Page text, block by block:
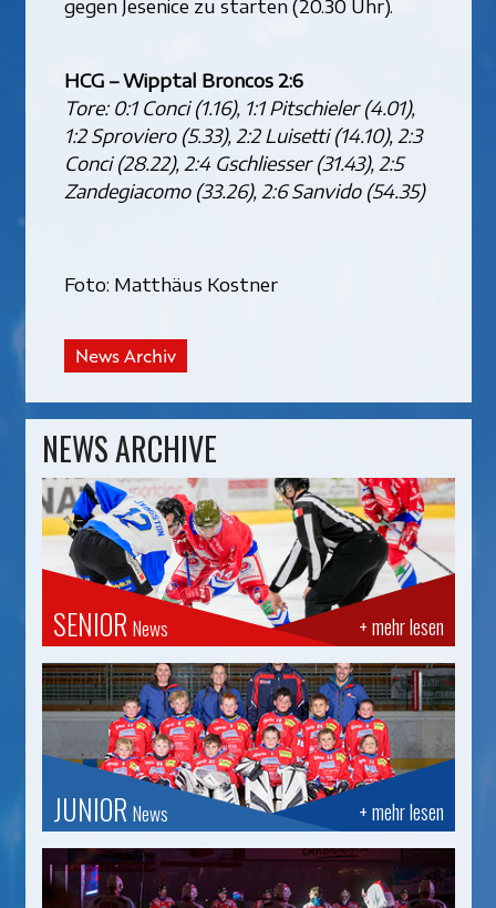
gegen Jesenice zu starten (20.30 Uhr).
HCG – Wipptal Broncos 2:6
Tore: 0:1 Conci (1.16), 1:1 Pitschieler (4.01),
1:2 Sproviero (5.33), 2:2 Luisetti (14.10), 2:3
Conci (28.22), 2:4 Gschliesser (31.43), 2:5
Zandegiacomo (33.26), 2:6 Sanvido (54.35)
Foto: Matthäus Kostner
News Archiv
NEWS ARCHIVE
+ mehr lesen
SENIOR News
+ mehr lesen
JUNIOR News